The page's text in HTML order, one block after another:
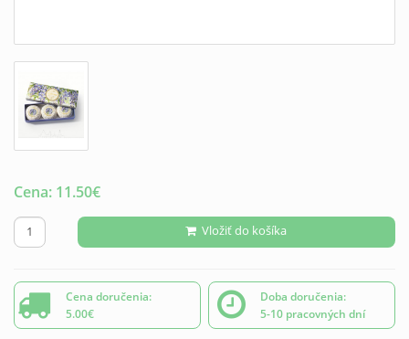
Cena: 11.50€
Vložiť do košíka
Cena doručenia:
5.00€
Doba doručenia:
5-10 pracovných dní